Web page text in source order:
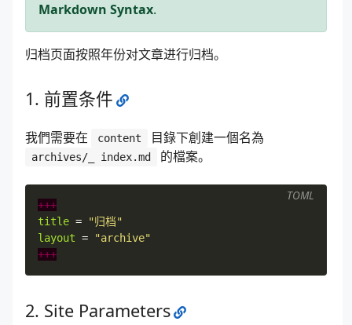
Markdown Syntax.
归档页面按照年份对文章进行归档。
前置条件
我們需要在 content 目錄下創建一個名為
archives/_ index.md 的檔案。
+++
title =
"归档"
layout =
"archive"
+++
TOML
Site Parameters